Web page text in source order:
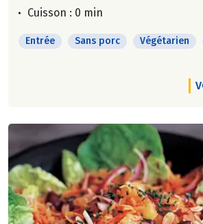
Cuisson : 0 min
Entrée Sans porc Végétarien